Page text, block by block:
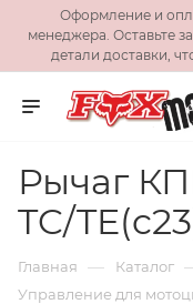
Оформление и
менеджера. Оставьте
детали доставки,
Рычаг
TC/
Главная — Каталог
Управление для